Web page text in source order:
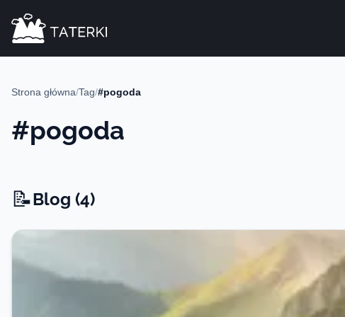
Strona główna/Tag/#pogoda
#pogoda
📝Blog -
Blog (4)